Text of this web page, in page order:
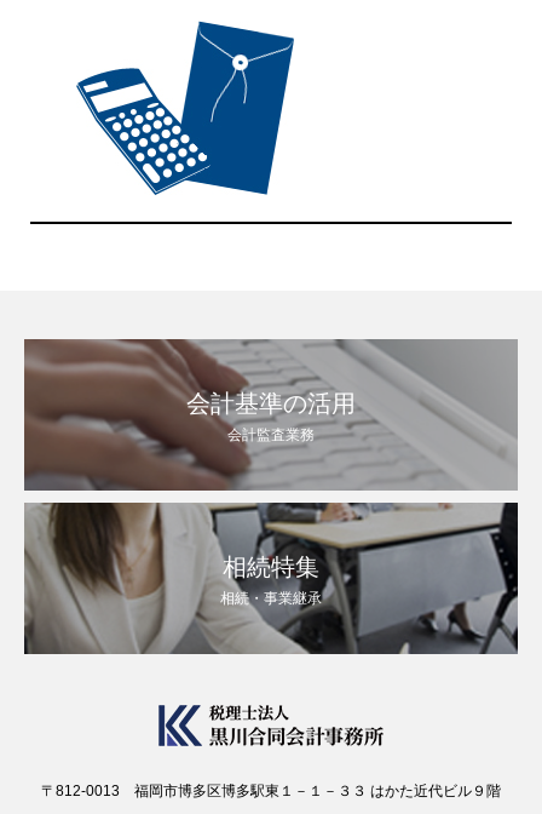
会計基準の活用
会計監査業務
相続特集
相続・事業継承
〒812-0013 福岡市博多区博多駅東１－１－３３ はかた近代ビル９階